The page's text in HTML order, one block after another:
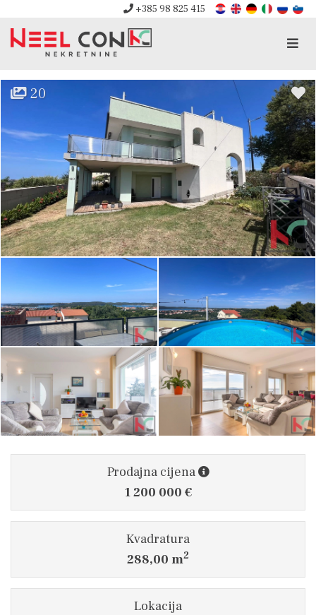
+385 98 825 415
20
Prodajna cijena
1 200 000 €
Kvadratura
288,00 m2
Lokacija